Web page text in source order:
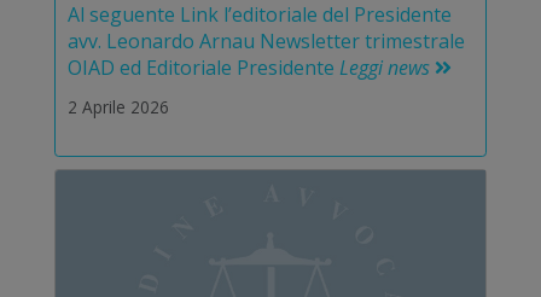
Al seguente Link l’editoriale del Presidente
avv. Leonardo Arnau Newsletter trimestrale
OIAD ed Editoriale Presidente Leggi news
2 Aprile 2026